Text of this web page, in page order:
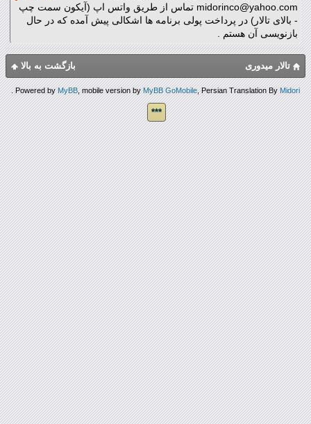
midorinco@yahoo.com تماس از طریق واتس اپ (آیکون سمت چپ
- بالای تالار) در پرداخت پولی برنامه ها اشکالی پیش آمده که در حال
بازنویسی آن هستم .
بازگشت به بالا تالار میدوری
Powered byMyBB, mobile version byMyBB GoMobile, Persian Translation ByMidori
.
***